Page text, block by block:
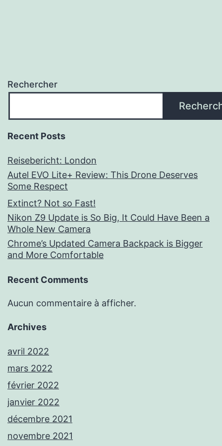
Rechercher
Recent Posts
Reisebericht: London
Autel EVO Lite+ Review: This Drone Deserves
Some Respect
Extinct? Not so Fast!
Nikon Z9 Update is So Big, It Could Have Been a
Whole New Camera
Chrome’s Updated Camera Backpack is Bigger
and More Comfortable
Recent Comments
Aucun commentaire à afficher.
Archives
avril 2022
mars 2022
février 2022
janvier 2022
décembre 2021
novembre 2021